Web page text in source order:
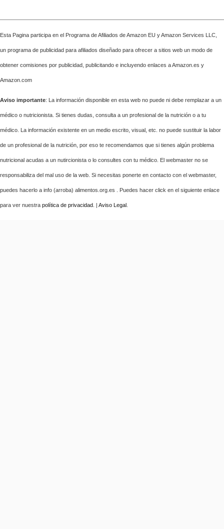
Esta Pagina participa en el Programa de Afiliados de Amazon EU y Amazon Services LLC,
un programa de publicidad para afiliados diseñado para ofrecer a sitios web un modo de
obtener comisiones por publicidad, publicitando e incluyendo enlaces a Amazon.es y
Amazon.com
Aviso importante: La información disponible en esta web no puede ni debe remplazar a un
médico o nutricionista. Si tienes dudas, consulta a un profesional de la nutrición o a tu
médico. La información existente en un medio escrito, visual, etc. no puede sustituir la labor
de un profesional de la nutrición, por eso te recomendamos que si tienes algún problema
nutricional acudas a un nutircionista o lo consultes con tu médico. El webmaster no se
responsabiliza del mal uso de la web. Si necesitas ponerte en contacto con el webmaster,
puedes hacerlo a info (arroba) alimentos.org.es . Puedes hacer click en el siguiente enlace
para ver nuestra política de privacidad . | Aviso Legal